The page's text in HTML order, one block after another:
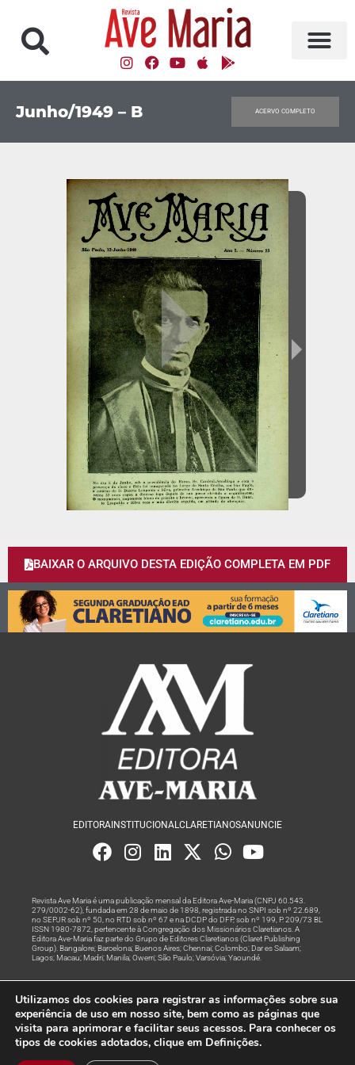
Junho/1949 – B ACERVO COMPLETO
BAIXAR O ARQUIVO DESTA EDIÇÃO COMPLETA EM PDF
EDITORA INSTITUCIONALCLARETIANOSANUNCIE
Revista Ave Maria é uma publicação mensal da Editora Ave-Maria (CNPJ 60.543.
279/0002-62), fundada em 28 de maio de 1898, registrada no SNPI sob nº 22.689,
no SEPJR sob nº 50, no RTD sob nº 67 e na DCDP do DFP, sob nº 199, P. 209/73 BL
ISSN 1980-7872, pertencente à Congregação dos Missionários Claretianos. A
Editora Ave-Maria faz parte do Grupo de Editores Claretianos (Claret Publishing
Group). Bangalore; Barcelona; Buenos Aires; Chennai; Colombo; Dar es Salaam;
Lagos; Macau; Madri; Manila; Owerri; São Paulo; Varsóvia; Yaoundé.
Rede
© Todos os Direitos Reservados
Utilizamos dos cookies para registrar as informações sobre sua
experiência de uso em nosso site, bem como as páginas que
visita para aprimorar e facilitar seus acessos. Para conhecer os
tipos de cookies adotados, clique em Definições.